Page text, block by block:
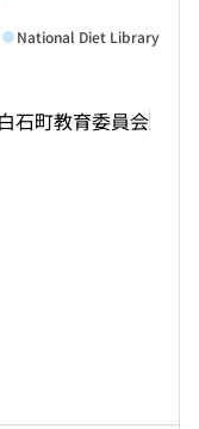
石町教育委員会
National Diet Library